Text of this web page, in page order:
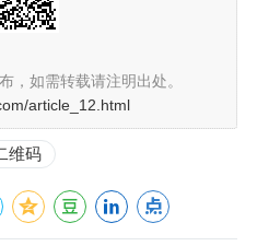
，如需转载请注明出处。
article_12.html
维码